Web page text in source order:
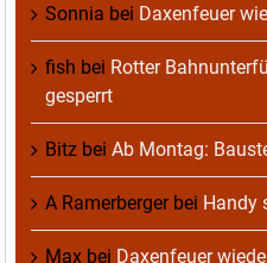
Sonnia bei Daxenfeuer
fish bei Rotter
gesperrt
Bitz bei Ab Montag:
A Ramerbergerbei Handy
Max bei Daxenfeuer